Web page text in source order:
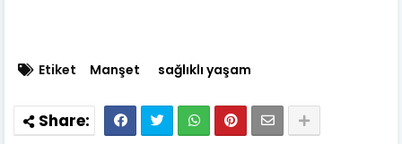
Etiket Manşet sağlıklı yaşam